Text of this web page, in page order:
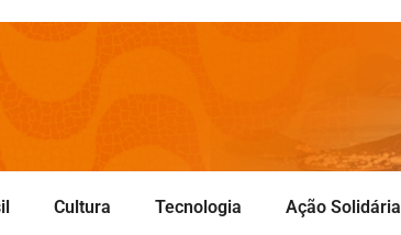
Cultura Tecnologia Ação Solidária